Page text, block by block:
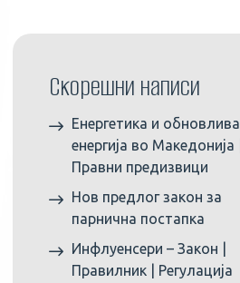
Скорешни написи
Енергетика и обновлива
енергија во Македонија |
Правни предизвици
Нов предлог закон за
парнична постапка
Инфлуенсери – Закон |
Правилник | Регулација